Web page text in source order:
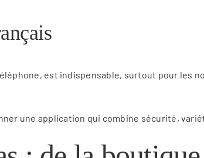
est indispensable, surtout pour les
une application qui combine sécurité,